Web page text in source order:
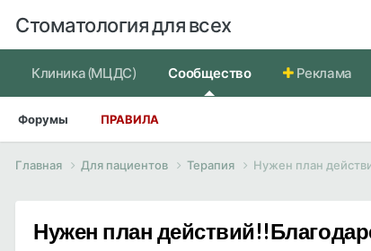
Стоматология для всех
Клиника (МЦДС) Сообщество
Форумы ПРАВИЛА
Реклама
Главная Для пациентов Терапия Нужен план
Нужен план